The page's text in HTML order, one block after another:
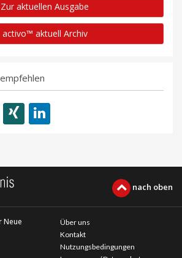
Zur aktuellen Ausgabe
activo™ aktuell Archiv
nach oben
Neue
Über uns
Kontakt
Nutzungsbedingungen